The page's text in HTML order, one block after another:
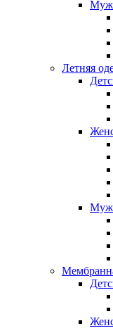
Летняя